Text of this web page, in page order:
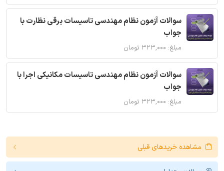
سوالات آزمون نظام مهندسی تاسیسات برقی نظارت با
جواب
مبلغ: ۳۲۳,۰۰۰ تومان
سوالات آزمون نظام مهندسی تاسیسات مکانیکی اجرا با
جواب
مبلغ: ۳۲۳,۰۰۰ تومان
مشاهده خریدهای قبلی